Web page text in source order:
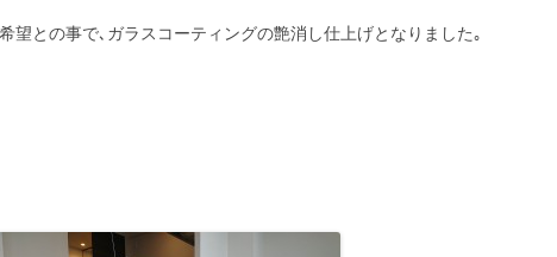
望との事で､ガラスコーティングの艶消し仕上げとなりました｡